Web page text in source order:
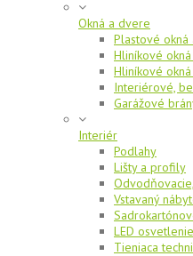
Okná a dvere
Plastové
Hliníkové
Hliníkové
Interiérové,
Garážové
Interiér
Podlahy
Lišty a profily
Vstavaný
LED osvetlenie
Tieniaca